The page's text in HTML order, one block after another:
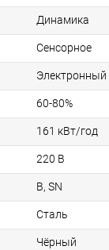
Динамика
Сенсорное
Электронный
60-80%
161 кВт/год
220 В
B, SN
Сталь
Чёрный